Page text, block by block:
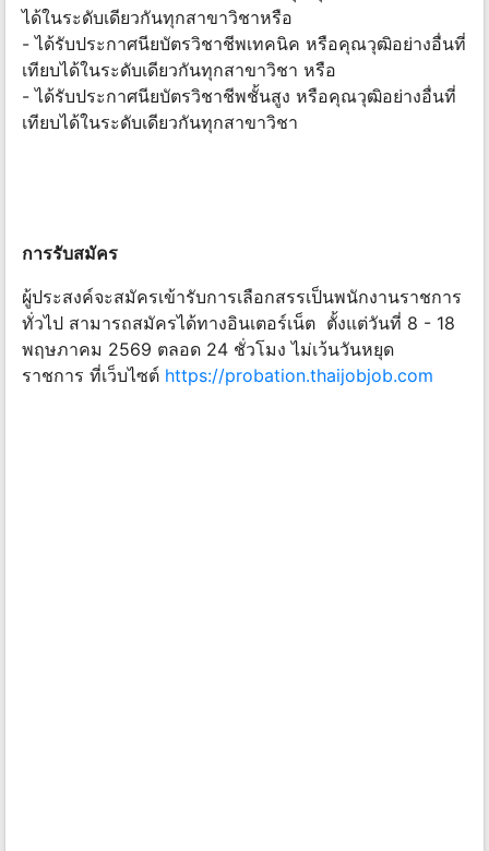
ได้ในระดับเดียวกันทุกสาขาวิชาหรือ
- ได้รับประกาศนียบัตรวิชาชีพเทคนิค หรือคุณวุฒิอย่างอื่นที่
เทียบได้ในระดับเดียวกันทุกสาขาวิชา หรือ
- ได้รับประกาศนียบัตรวิชาชีพชั้นสูง หรือคุณวุฒิอย่างอื่นที่
เทียบได้ในระดับเดียวกันทุกสาขาวิชา
การรับสมัคร
ผู้ประสงค์จะสมัครเข้ารับการเลือกสรรเป็นพนักงานราชการ
ทั่วไป สามารถสมัครได้ทางอินเตอร์เน็ต ตั้งแต่วันที่ 8 - 18
พฤษภาคม 2569 ตลอด 24 ชั่วโมง ไม่เว้นวันหยุด
ราชการ ที่เว็บไซต์ https://probation.thaijobjob.com